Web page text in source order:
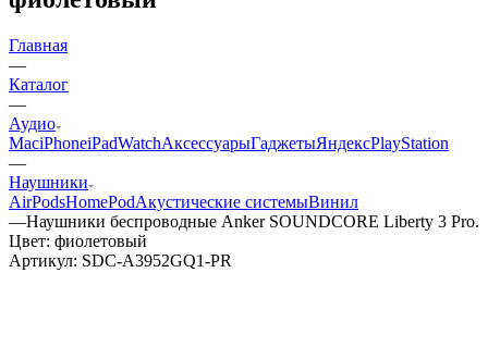
Главная
—
Каталог
—
Аудио
MaciPhoneiPadWatchАксессуарыГаджетыЯндексPlayStation
—
Наушники
AirPodsHomePodАкустические системыВинил
—Наушники беспроводные Anker SOUNDCORE Liberty 3 Pro.
Цвет: фиолетовый
Артикул: SDC-A3952GQ1-PR